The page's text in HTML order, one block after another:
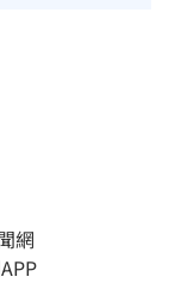
網
聞APP